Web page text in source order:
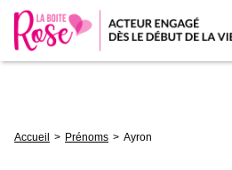
d'Ariane
Accueil Prénoms Ayron